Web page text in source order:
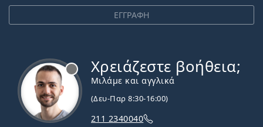
ΕΓΓΡΑΦΗ
Χρειάζεστε βοήθεια;
Μιλάμε και αγγλικά
(Δευ-Παρ 8:30-16:00)
211 2340040